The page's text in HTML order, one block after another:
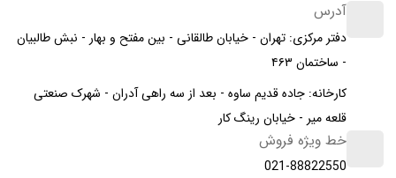
آدرس
دفتر مرکزی: تهران - خیابان طالقانی - بین مفتح و بهار - نبش طالبیان
- ساختمان ۴۶۳
کارخانه: جاده قدیم ساوه - بعد از سه راهی آدران - شهرک صنعتی
قلعه میر - خیابان رینگ کار
خط ویژه فروش
021-88822550